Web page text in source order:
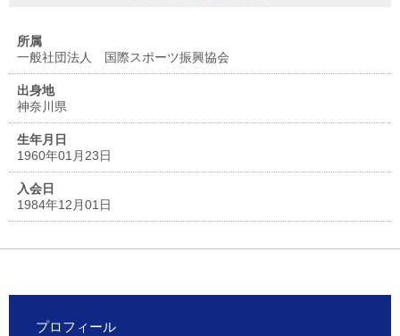
所属
一般社団法人 国際スポーツ振興協会
出身地
神奈川県
生年月日
1960年01月23日
入会日
1984年12月01日
プロフィール